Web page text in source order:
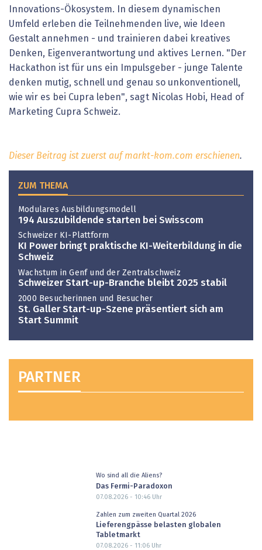
Innovations-Ökosystem. In diesem dynamischen
Umfeld erleben die Teilnehmenden live, wie Ideen
Gestalt annehmen - und trainieren dabei kreatives
Denken, Eigenverantwortung und aktives Lernen. "Der
Hackathon ist für uns ein Impulsgeber - junge Talente
denken mutig, schnell und genau so unkonventionell,
wie wir es bei Cupra leben", sagt Nicolas Hobi, Head of
Marketing Cupra Schweiz.
Dieser Beitrag ist zuerst auf markt-kom.com erschienen.
ZUM THEMA
Modulares Ausbildungsmodell
194 Auszubildende starten bei Swisscom
Schweizer KI-Plattform
KI Power bringt praktische KI-Weiterbildung in die
Schweiz
Wachstum in Genf und der Zentralschweiz
Schweizer Start-up-Branche bleibt 2025 stabil
2000 Besucherinnen und Besucher
St. Galler Start-up-Szene präsentiert sich am
Start Summit
PARTNER
Wo sind all die Aliens?
Das Fermi-Paradoxon
07.08.2026 - 10:46Uhr
Zahlen zum zweiten Quartal 2026
Lieferengpässe belasten globalen
Tabletmarkt
07.08.2026 - 11:06Uhr